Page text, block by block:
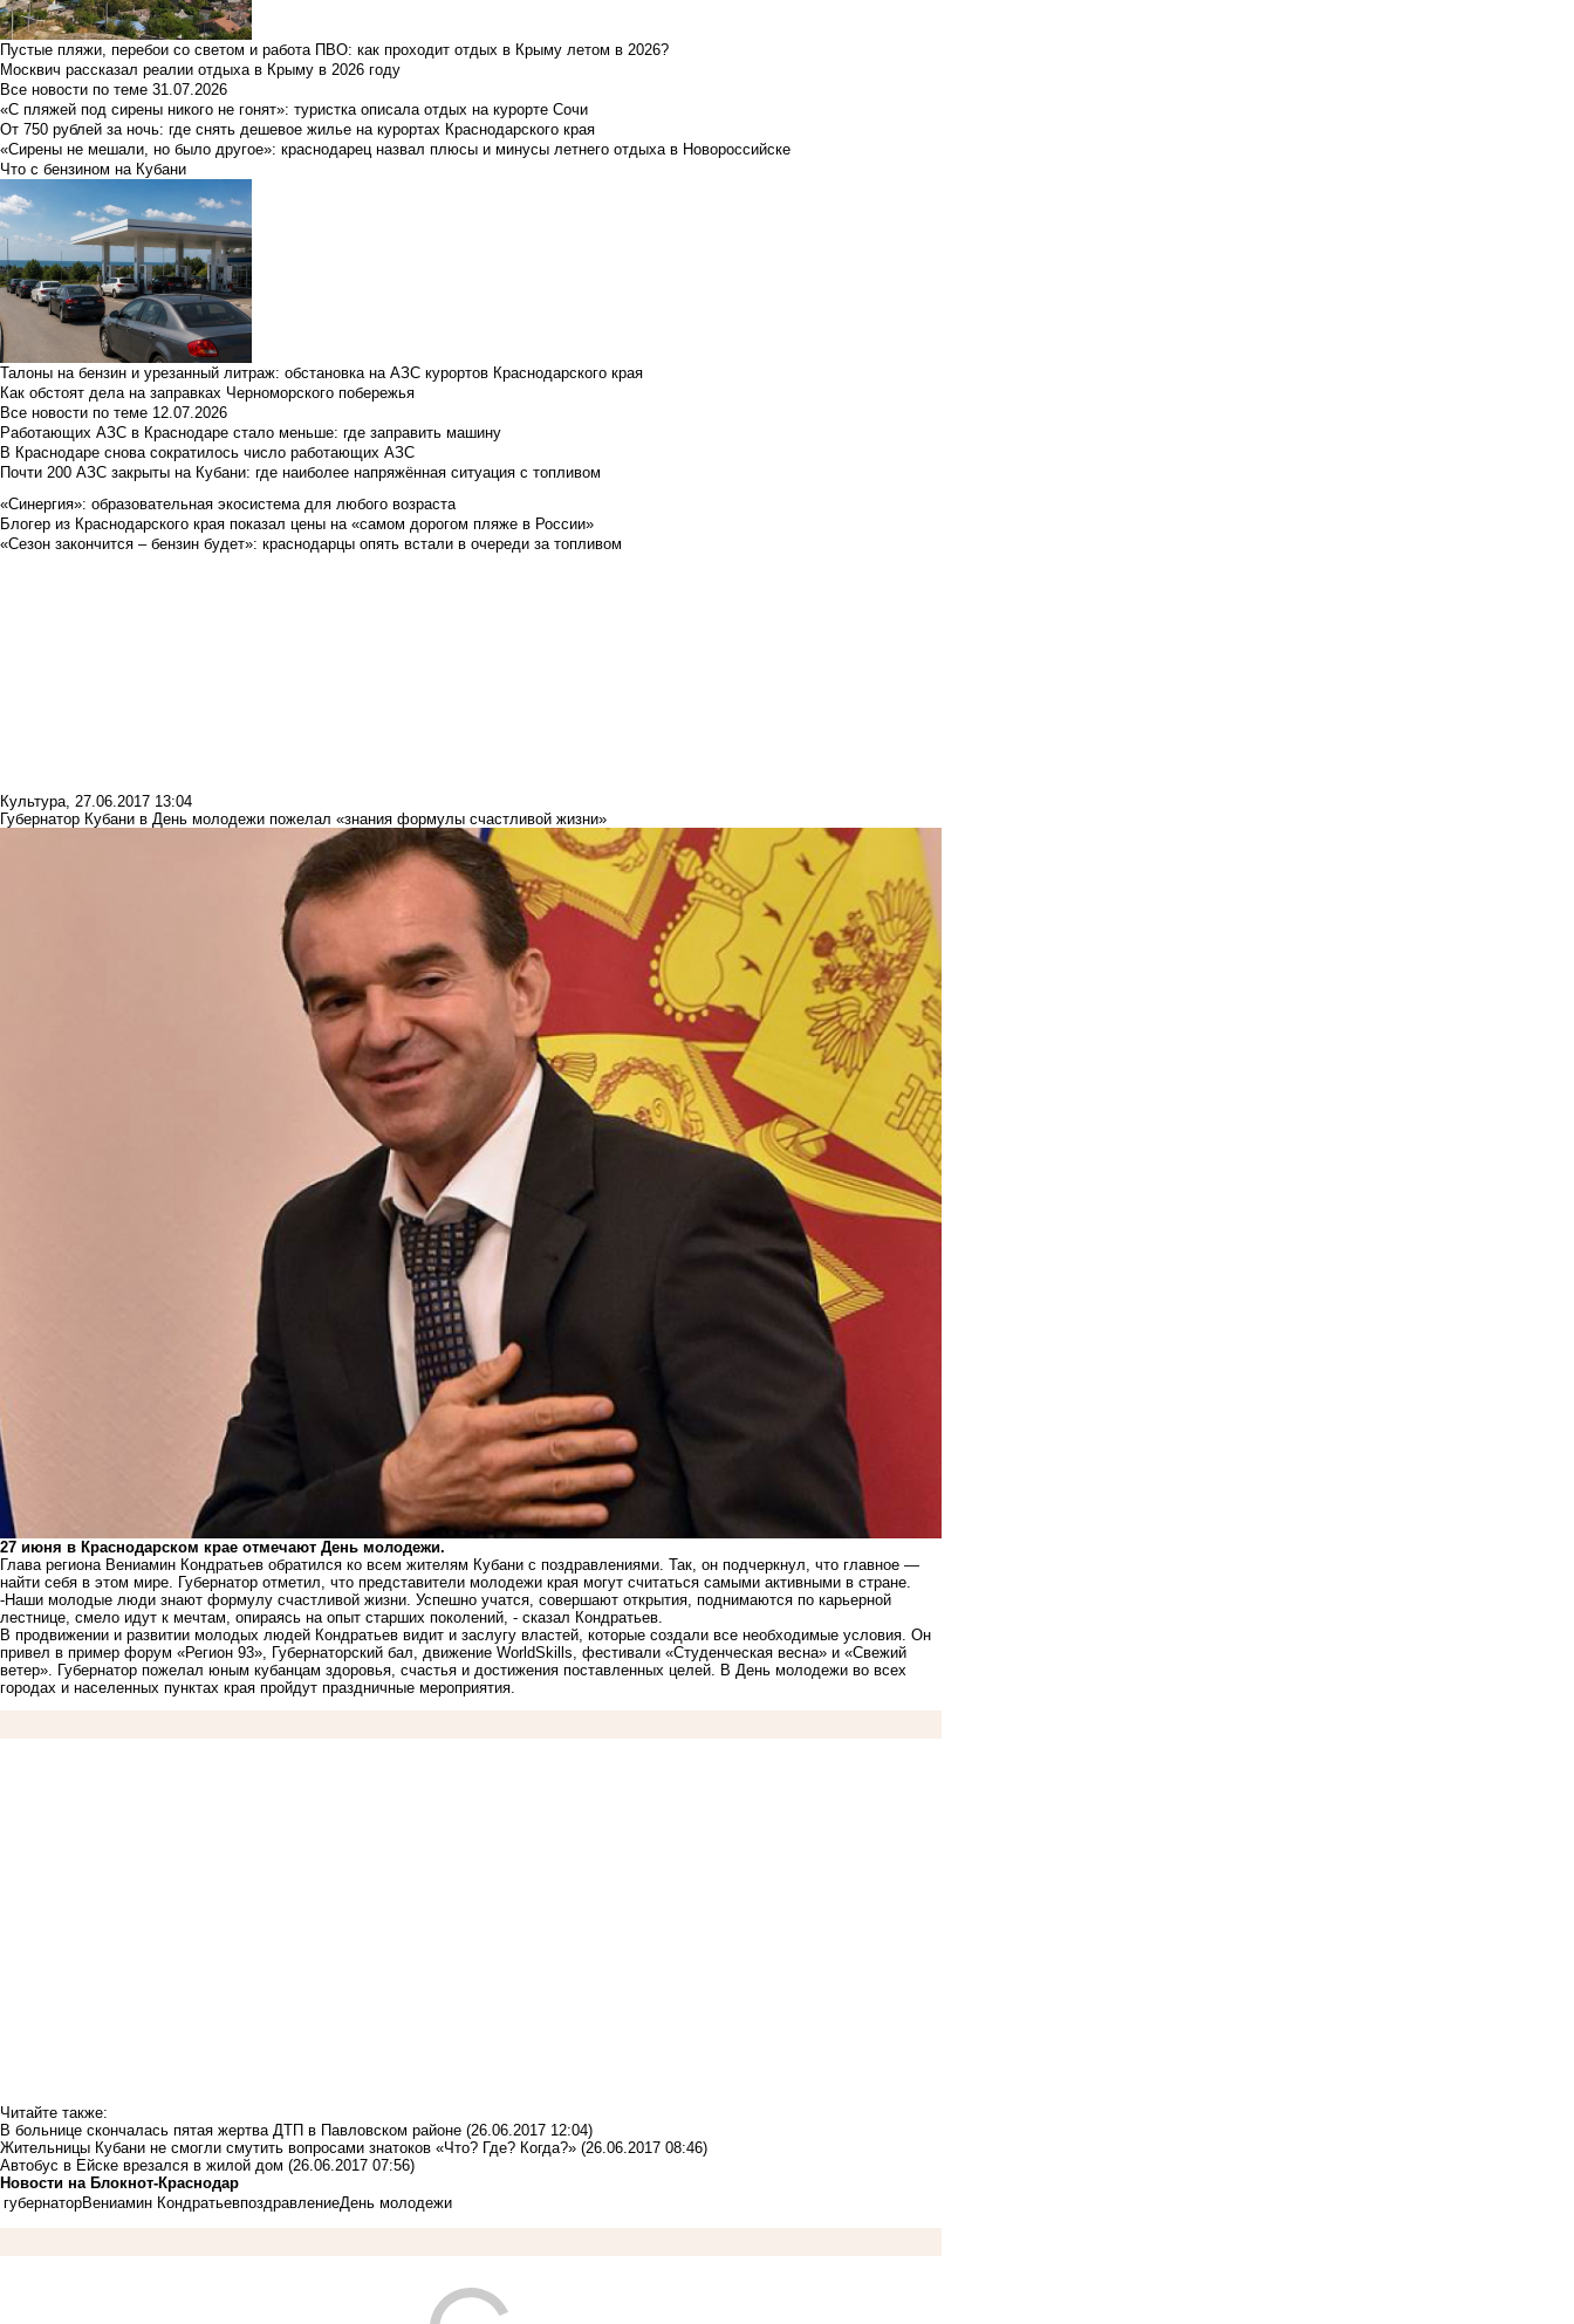
Пустые пляжи, перебои со светом и работа ПВО: как проходит отдых в Крыму летом в 2026?
Москвич рассказал реалии отдыха в Крыму в 2026 году
Все новости по теме 31.07.2026
«С пляжей под сирены никого не гонят»: туристка описала отдых на курорте Сочи
От 750 рублей за ночь: где снять дешевое жилье на курортах Краснодарского края
«Сирены не мешали, но было другое»: краснодарец назвал плюсы и минусы летнего отдыха в Новороссийске
Что с бензином на Кубани
Талоны на бензин и урезанный литраж: обстановка на АЗС курортов Краснодарского края
Как обстоят дела на заправках Черноморского побережья
Все новости по теме 12.07.2026
Работающих АЗС в Краснодаре стало меньше: где заправить машину
В Краснодаре снова сократилось число работающих АЗС
Почти 200 АЗС закрыты на Кубани: где наиболее напряжённая ситуация с топливом
«Синергия»: образовательная экосистема для любого возраста
Блогер из Краснодарского края показал цены на «самом дорогом пляже в России»
«Сезон закончится – бензин будет»: краснодарцы опять встали в очереди за топливом
Культура, 27.06.2017 13:04
Губернатор Кубани в День молодежи пожелал «знания формулы счастливой жизни»
27 июня в Краснодарском крае отмечают День молодежи.
Глава региона Вениамин Кондратьев обратился ко всем жителям Кубани с поздравлениями. Так, он подчеркнул, что главное —
найти себя в этом мире. Губернатор отметил, что представители молодежи края могут считаться самыми активными в стране.
-Наши молодые люди знают формулу счастливой жизни. Успешно учатся, совершают открытия, поднимаются по карьерной
лестнице, смело идут к мечтам, опираясь на опыт старших поколений, - сказал Кондратьев.
В продвижении и развитии молодых людей Кондратьев видит и заслугу властей, которые создали все необходимые условия. Он
привел в пример форум «Регион 93», Губернаторский бал, движение WorldSkills, фестивали «Студенческая весна» и «Свежий
ветер». Губернатор пожелал юным кубанцам здоровья, счастья и достижения поставленных целей. В День молодежи во всех
городах и населенных пунктах края пройдут праздничные мероприятия.
Читайте также:
В больнице скончалась пятая жертва ДТП в Павловском районе (26.06.2017 12:04)
Жительницы Кубани не смогли смутить вопросами знатоков «Что? Где? Когда?» (26.06.2017 08:46)
Автобус в Ейске врезался в жилой дом (26.06.2017 07:56)
Новости на Блoкнoт-Краснодар
губернаторВениамин КондратьевпоздравлениеДень молодежи